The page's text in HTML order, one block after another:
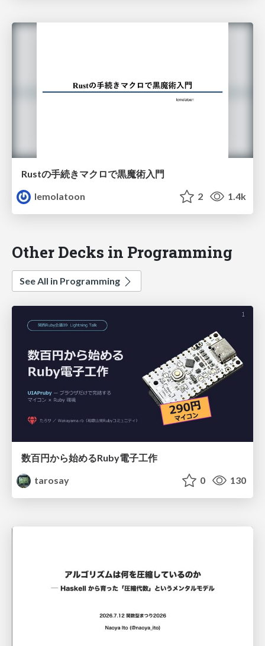
Rustの手続きマクロで黒魔術入門
lemolatoon
2 1.4k
Other Decks in Programming
See All in Programming
数百円から始めるRuby電子工作
tarosay
0 130